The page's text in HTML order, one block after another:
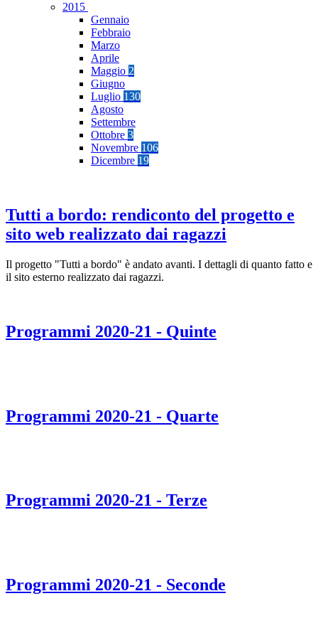
2015
Gennaio
Febbraio
Marzo
Aprile
Maggio 2
Giugno
Luglio 130
Agosto
Settembre
Ottobre 3
Novembre 106
Dicembre 19
Tutti a bordo: rendiconto del progetto e
sito web realizzato dai ragazzi
Il progetto "Tutti a bordo" è andato avanti. I dettagli di quanto fatto e
il sito esterno realizzato dai ragazzi.
Programmi 2020-21 - Quinte
Programmi 2020-21 - Quarte
Programmi 2020-21 - Terze
Programmi 2020-21 - Seconde